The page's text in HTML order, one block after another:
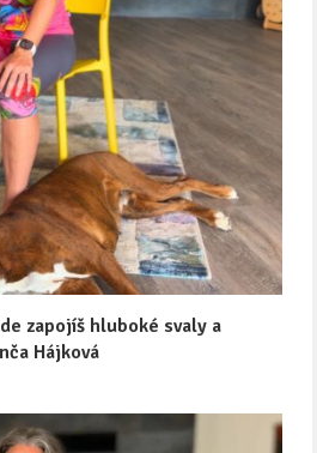
zapojíš hluboké svaly a
Hájková